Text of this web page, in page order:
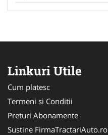
Linkuri Utile
Cum platesc
Termeni si Conditii
Preturi Abonamente
Sustine FirmaTractariAuto.ro